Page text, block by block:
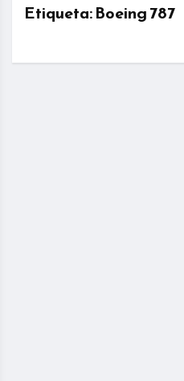
Etiqueta:Boeing 787